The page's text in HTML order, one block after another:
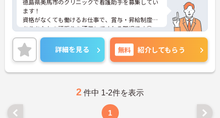
徳島県美馬市のクリニックで看護助手を募集してい
ます！
資格がなくても働けるお仕事で、賞与・昇給制度が
ありあなたの頑張りを評価してくれる職場です◎
育児・介護休業や看護休暇の取得実績があるもの嬉
しいポイントです♪
ご興味のある方は、面接のポイントをお伝えします
のでご連絡ください！
詳細を見る 無料 紹介してもらう
2 件中 1-2件を表示
1